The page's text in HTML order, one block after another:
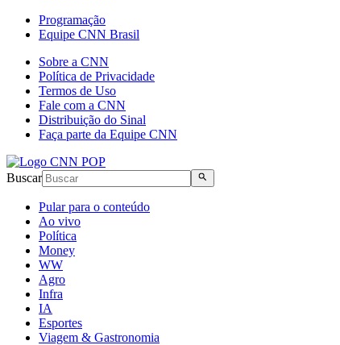
Programação
Equipe CNN Brasil
Sobre a CNN
Política de Privacidade
Termos de Uso
Fale com a CNN
Distribuição do Sinal
Faça parte da Equipe CNN
Buscar
Pular para o conteúdo
Ao vivo
Política
Money
WW
Agro
Infra
IA
Esportes
Viagem & Gastronomia